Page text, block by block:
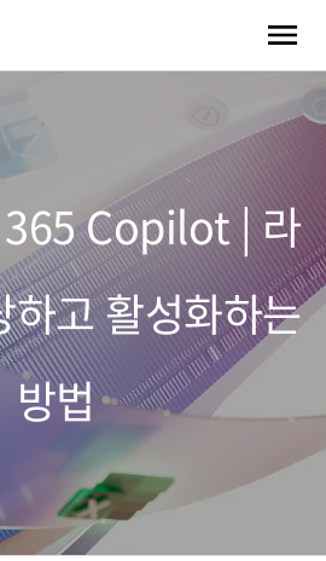
Copilot | 라
하고 활성화하는
방법